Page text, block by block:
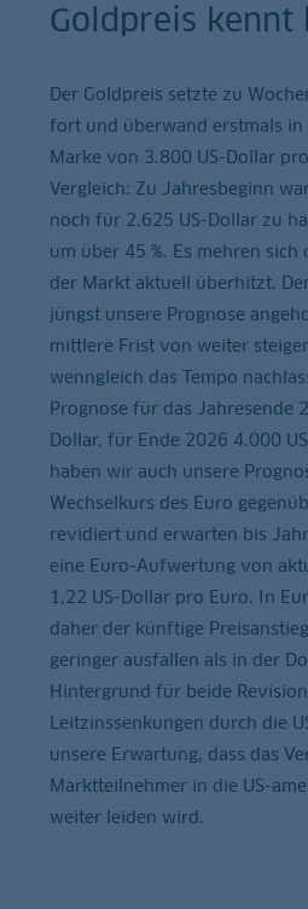
Goldpreis kennt
Der Goldpreis setzte zu
fort und überwand erstmals in
Marke von 3.800 US-Dollar
Vergleich: Zu Jahresbeginn
noch für 2.625 US-Dollar zu
um über 45 %. Es mehren sich
der Markt aktuell überhitzt.
jüngst unsere Prognose
mittlere Frist von weiter
wenngleich das Tempo
Prognose für das Jahresende
Dollar, für Ende 2026 4.000
haben wir auch unsere
Wechselkurs des Euro
revidiert und erwarten bis
eine Euro-Aufwertung von
1,22 US-Dollar pro Euro. In
daher der künftige
geringer ausfallen als in der
Hintergrund für beide
Leitzinssenkungen durch die
unsere Erwartung, dass das
Marktteilnehmer in die US-
weiter leiden wird.